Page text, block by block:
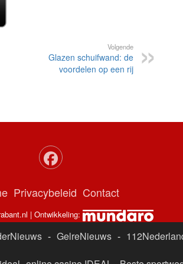
Volgende
Glazen schuifwand: de
voordelen op een rij
Privacybeleid Contact
| Ontwikkeling:
- GelreNieuws -